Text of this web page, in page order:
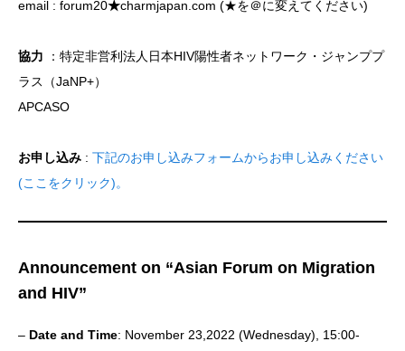
email : forum20★charmjapan.com (★を＠に変えてください)
協力 ：特定非営利法人日本HIV陽性者ネットワーク・ジャンププ
ラス（JaNP+）
APCASO
お申し込み : 下記のお申し込みフォームからお申し込みください
(ここをクリック)。
Announcement on “Asian Forum on Migration
and HIV”
– Date and Time: November 23,2022 (Wednesday), 15:00-